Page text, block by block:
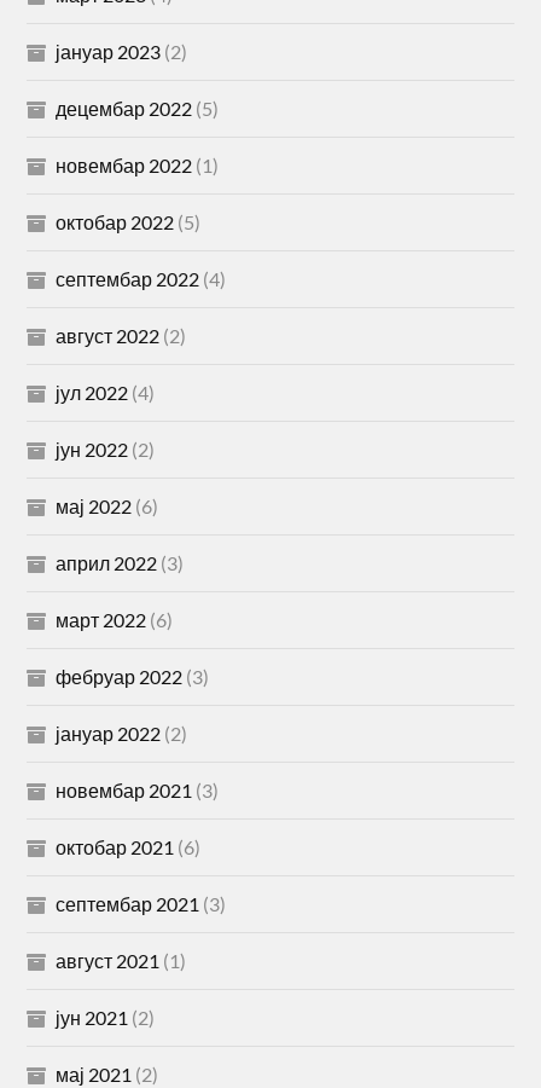
јануар 2023 (2)
децембар 2022 (5)
новембар 2022 (1)
октобар 2022 (5)
септембар 2022 (4)
август 2022 (2)
јул 2022 (4)
јун 2022 (2)
мај 2022 (6)
април 2022 (3)
март 2022 (6)
фебруар 2022 (3)
јануар 2022 (2)
новембар 2021 (3)
октобар 2021 (6)
септембар 2021 (3)
август 2021 (1)
јун 2021 (2)
мај 2021 (2)